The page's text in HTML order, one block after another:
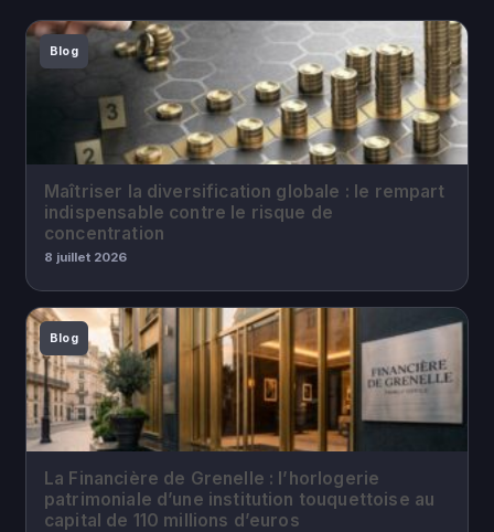
Blog
Maîtriser la diversification globale : le rempart
indispensable contre le risque de
concentration
8 juillet 2026
Blog
La Financière de Grenelle : l’horlogerie
patrimoniale d’une institution touquettoise au
capital de 110 millions d’euros